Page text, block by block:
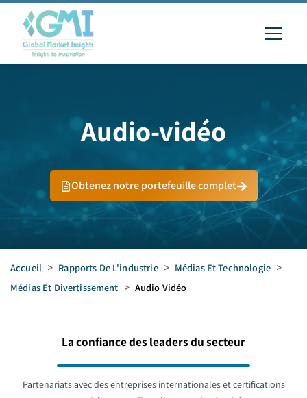
Audio-vidéo
Obtenez notre portefeuille complet
Accueil > Rapports De L'industrie > Médias Et Technologie >
Médias Et Divertissement > Audio Vidéo
La confiance des leaders du secteur
Partenariats avec des entreprises internationales et certifications